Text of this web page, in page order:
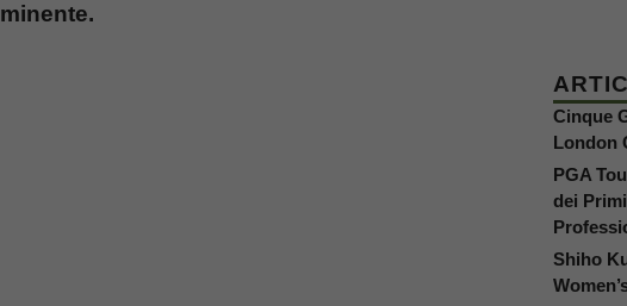
Cinque
London
PGA
dei
Shiho